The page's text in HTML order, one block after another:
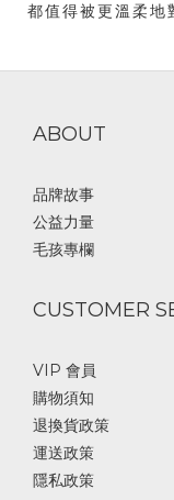
都值得被更溫柔地
ABOUT
品牌故事
公益力量
毛孩專欄
CUSTOMER
VIP 會員
購物須知
退換貨政策
運送政策
隱私政策